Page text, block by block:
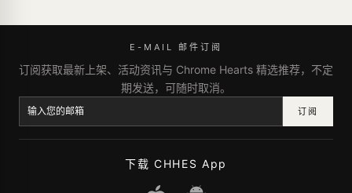
E-MAIL 邮件订阅
订阅获取最新上架、活动资讯与 Chrome Hearts 精选推荐，不定
期发送，可随时取消。
订阅
下载 CHHES App